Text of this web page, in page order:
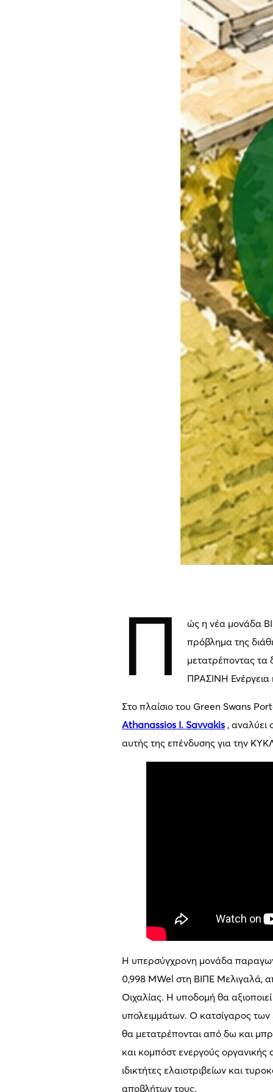
Π
ώς η νέα μονάδα
πρόβλημα της
μετατρέποντας τα
ΠΡΑΣΙΝΗ
Στο πλαίσιο του Green Swans
Athanassios I. Savvakis , αναλύει
αυτής της επένδυσης για την
Η υπερσύγχρονη μονάδα
0,998 MWel στη ΒΙΠΕ Μελιγαλά,
Οιχαλίας. Η υποδομή θα
υπολειμμάτων. Ο κατσίγαρος των
θα μετατρέπονται από δω και
και κομπόστ ενεργούς
ιδικτήτες ελαιοτριβείων και
αποβλήτων τους.